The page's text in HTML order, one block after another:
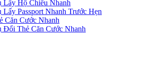
Lấy Hộ Chiếu Nhanh
Passport Nhanh Trước Hẹn
Căn Cước Nhanh
Đổi Thẻ Căn Cước Nhanh